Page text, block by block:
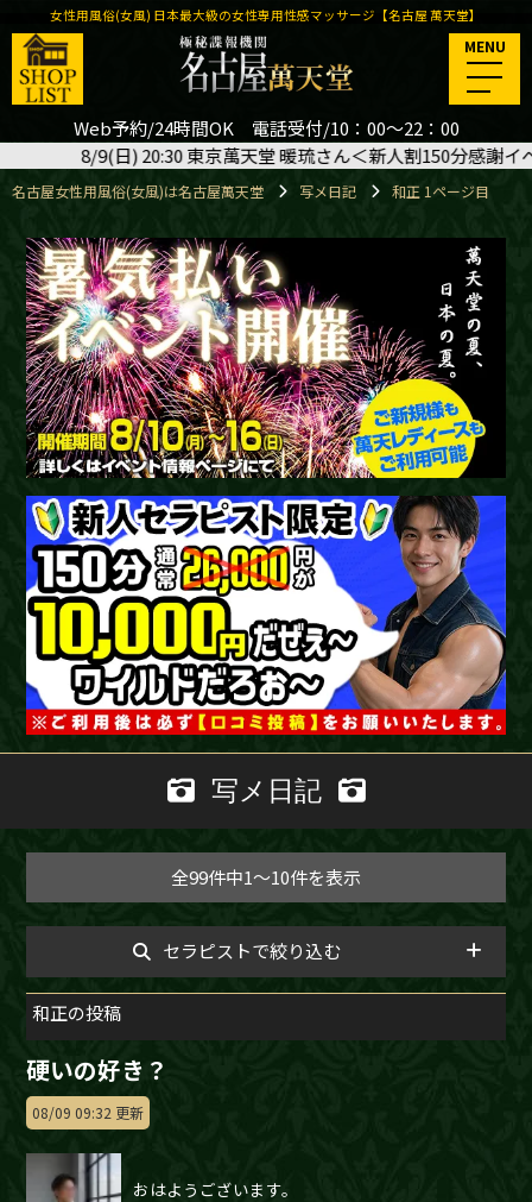
Web予約/24時間OK 電話受付/10：00～22：00
女性用風俗(女風) 日本最大級の女性専用性感マッサージ【名古屋 萬天堂】
MENU
名古屋女性用風俗(女風)は名古屋萬天堂 写メ日記 和正 1ページ目
人割150分感謝イベント＞ご予約いただきました🙇‍♂️
写メ日記
全99件中1～10件を表示
セラピストで絞り込む
和正の投稿
硬いの好き？
08/09 09:32 更新
おはようございます。